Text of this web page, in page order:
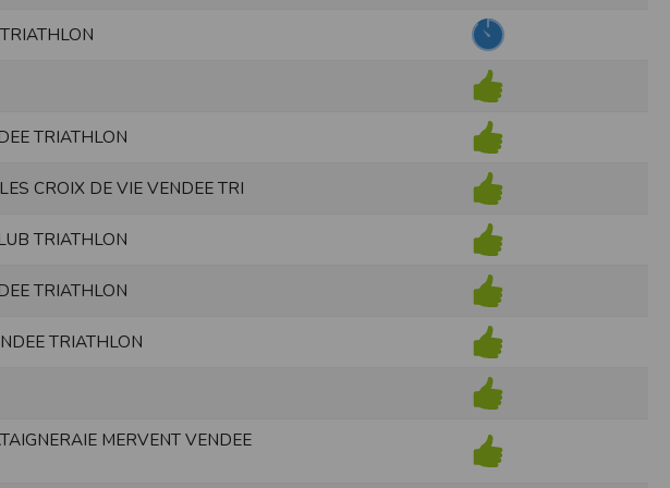
TRIATHLON
CROIX DE VIE VENDEE TRI
TRIATHLON
TRIATHLON
TRIATHLON
MERVENT VENDEE
moment sans préavis, le tout sans droit à indemnités. L’utilisateur
périls.
sur Internet.
des services accessibles sur Internet
des offres les invitant à participer à des épreuves inscrites au